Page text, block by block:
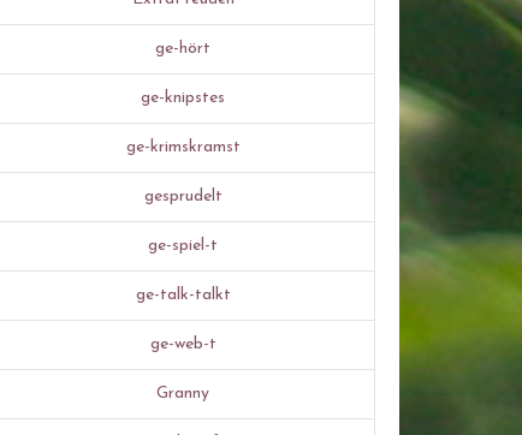
ge-hört
ge-knipstes
ge-krimskramst
gesprudelt
ge-spiel-t
ge-talk-talkt
ge-web-t
Granny